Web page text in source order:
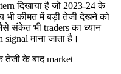
दिखाया है जो 2023-24 के
भी कीमत में बड़ी तेजी देखने को
संकेत भी traders का ध्यान
माना जाता है।
तेजी के बाद market